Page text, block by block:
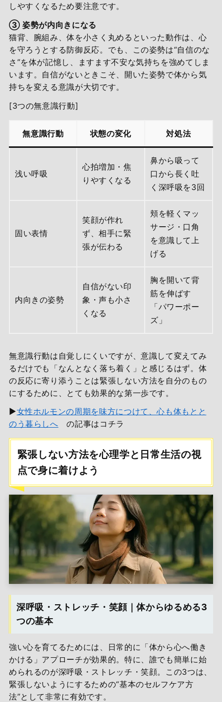
しやすくなるため要注意です。
③ 姿勢が内向きになる
猫背、腕組み、体を小さく丸めるといった動作は、心
を守ろうとする防御反応。でも、この姿勢は“自信のな
さ”を体が記憶し、ますます不安な気持ちを強めてしま
います。自信がないときこそ、開いた姿勢で体から気
持ちを変える意識が大切です。
[3つの無意識行動]
無意識行動 状態の変化 対処法
浅い呼吸
心拍増加・焦
りやすくなる
鼻から吸って
口から長く吐
く深呼吸を3回
固い表情
笑顔が作れ
ず、相手に緊
張が伝わる
頬を軽くマッ
サージ・口角
を意識して上
げる
内向きの姿勢
自信がない印
象・声も小さ
くなる
胸を開いて背
筋を伸ばす
「パワーポー
ズ」
無意識行動は自覚しにくいですが、意識して変えてみ
るだけでも「なんとなく落ち着く」と感じるはず。体
の反応に寄り添うことは緊張しない方法を自分のもの
にするために、とても効果的な第一歩です。
▶女性ホルモンの周期を味方につけて、心も体もとと
のう暮らしへ の記事はコチラ
緊張しない方法を心理学と日常生活の視
点で身に着けよう
深呼吸・ストレッチ・笑顔｜体からゆるめる3
つの基本
強い心を育てるためには、日常的に「体から心へ働き
かける」アプローチが効果的。特に、誰でも簡単に始
められるのが深呼吸・ストレッチ・笑顔。この3つは、
緊張しないようにするための“基本のセルフケア方
法”として非常に有効です。